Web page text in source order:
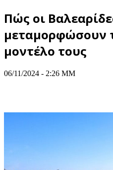
Πώς οι
μεταμορφώσουν
μοντέλο τους
06/11/2024 - 2:26 ΜΜ